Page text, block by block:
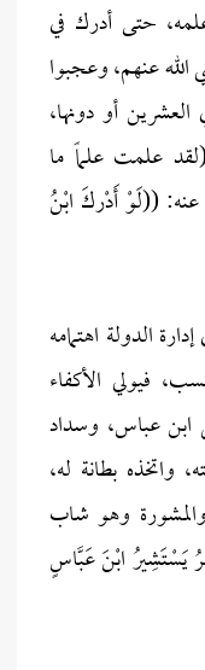
حتى أدرك في
عنهم، وعجبوا
أو دونها،
علمت علماً ما
((لَوْ أَدْركَ ابْنُ
الدولة اهتمامه
فيولي الأكفاء
ابن عباس، وسداد
بطانة له،
وهو شاب
يَسْتَشِيرُ ابْنَ عَبَّاسٍ